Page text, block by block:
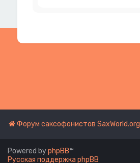
Форум саксофонистов SaxWorld.org
Powered byphpBB™
Русская поддержка phpBB